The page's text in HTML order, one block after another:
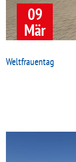
09
Mär
Weltfrauentag